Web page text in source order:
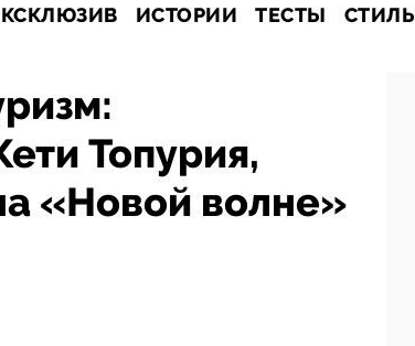
ИСТОРИИ ТЕСТЫ СТИЛЬ
Топурия,
«Новой волне»